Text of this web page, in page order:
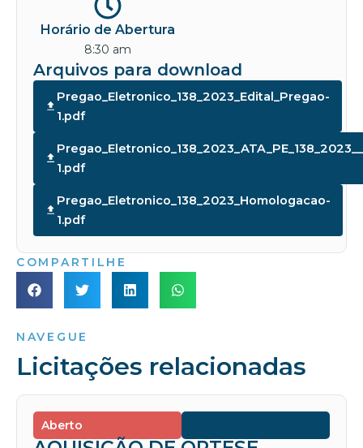
Horário de Abertura
8:30 am
Arquivos para download
Pregao_Eletronico_138_2023_Edital_Pregao-
1.pdf
1.pdf
Pregao_Eletronico_138_2023_Homologacao-
1.pdf
COMPARTILHE
NAVEGUE
Licitações relacionadas
Aberto